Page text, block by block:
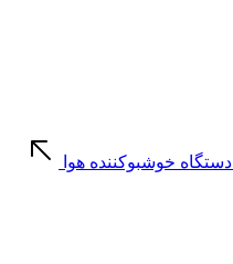
دستگاه خوشبوکننده هوا